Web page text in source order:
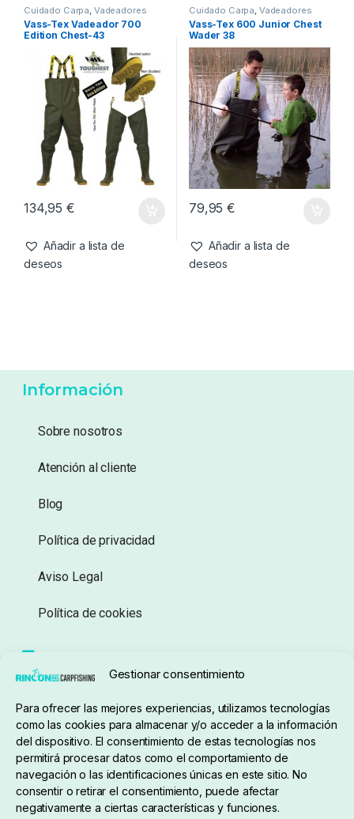
Gestionar consentimiento
Para ofrecer las mejores experiencias, utilizamos tecnologías
como las cookies para almacenar y/o acceder a la información
del dispositivo. El consentimiento de estas tecnologías nos
permitirá procesar datos como el comportamiento de
navegación o las identificaciones únicas en este sitio. No
consentir o retirar el consentimiento, puede afectar
negativamente a ciertas características y funciones.
Cuidado Carpa Vadeadores
Vass-Tex Vadeador 700
Edition Chest-43
134,95€
Añadir a lista de
deseos
Cuidado Carpa Vadeadores
Vass-Tex 600 Junior Chest
Wader 38
79,95€
Añadir a lista de
deseos
Información
Sobre nosotros
Atención al cliente
Blog
Política de privacidad
Aviso Legal
Política de cookies